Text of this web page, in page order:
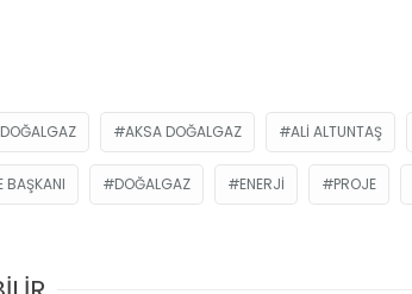
AKSA DOĞALGAZ ALI ALTUNTAŞ
BAŞKANI DOĞALGAZ ENERJI PROJE